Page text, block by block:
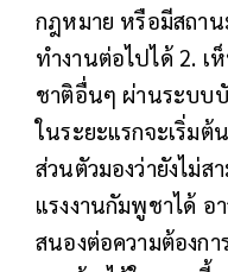
กฎหมาย หรือมีสถาน
ทำงานต่อไปได้ 2. เ
ชาติอื่นๆ ผ่านระบบบั
ในระยะแรกจะเริ่มต้
ส่วนตัวมองว่ายังไม่
แรงงานกัมพูชาได้
สนองต่อความต้องกา